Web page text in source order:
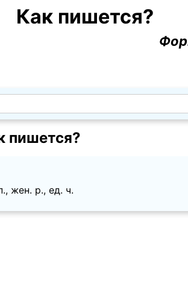
Как пишется?
пишется?
жен. p., ед. ч.